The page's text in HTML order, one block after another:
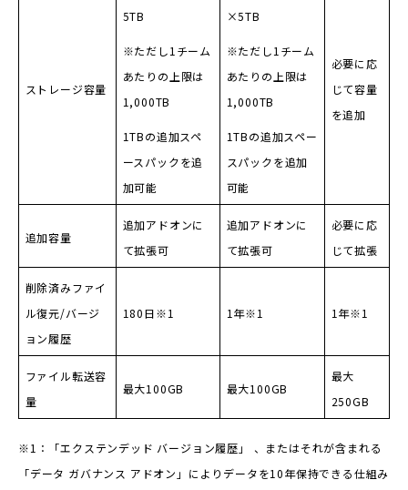
ストレージ容量
5TB
※ただし1チーム
あたりの上限は
1,000TB
1TBの追加スペ
ースパックを追
加可能
×5TB
※ただし1チーム
あたりの上限は
1,000TB
1TBの追加スペー
スパックを追加
可能
必要に応
じて容量
を追加
追加容量
追加アドオンに
て拡張可
追加アドオンに
て拡張可
必要に応
じて拡張
削除済みファイ
ル復元/バージ
ョン履歴
180日※1 1年※1 1年※1
ファイル転送容
量
最大100GB 最大100GB
最大
250GB
※1：「エクステンデッド バージョン履歴」 、またはそれが含まれる
「データ ガバナンス アドオン」によりデータを10年保持できる仕組み